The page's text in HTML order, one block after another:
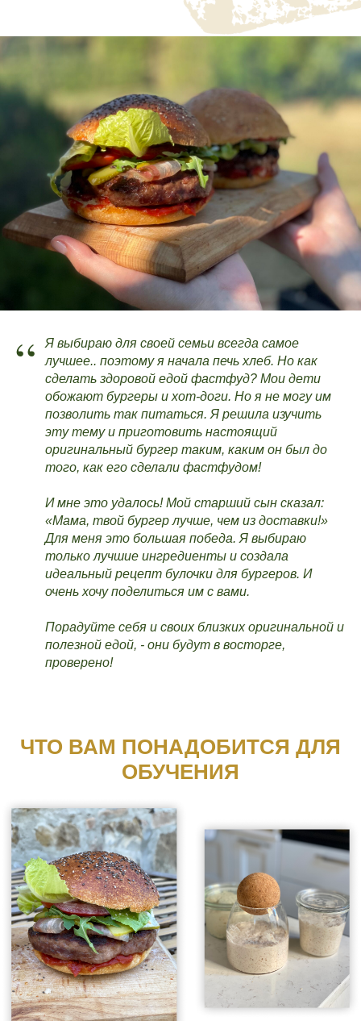
“
Я выбираю для своей семьи всегда самое
лучшее.. поэтому я начала печь хлеб. Но как
сделать здоровой едой фастфуд? Мои дети
обожают бургеры и хот-доги. Но я не могу им
позволить так питаться. Я решила изучить
эту тему и приготовить настоящий
оригинальный бургер таким, каким он был до
того, как его сделали фастфудом!
И мне это удалось! Мой старший сын сказал:
«Мама, твой бургер лучше, чем из доставки!»
Для меня это большая победа. Я выбираю
только лучшие ингредиенты и создала
идеальный рецепт булочки для бургеров. И
очень хочу поделиться им с вами.
Порадуйте себя и своих близких оригинальной и
полезной едой, - они будут в восторге,
проверено!
ЧТО ВАМ ПОНАДОБИТСЯ ДЛЯ
ОБУЧЕНИЯ